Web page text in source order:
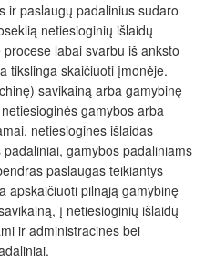
ir paslaugų padalinius sudaro
netiesioginių išlaidų
labai svarbu iš anksto
tikslinga skaičiuoti įmonėje.
savikainą arba gamybinę
gamybos arba
netiesiogines išlaidas
gamybos padaliniams
paslaugas teikiantys
apskaičiuoti pilnąją gamybinę
į netiesioginių išlaidų
ir administracines bei